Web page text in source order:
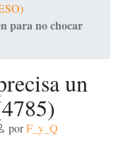
para no chocar
un
porF_y_Q